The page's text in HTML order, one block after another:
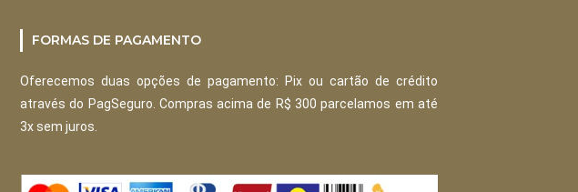
FORMAS DE PAGAMENTO
Oferecemos duas opções de pagamento: Pix ou cartão de crédito
através do PagSeguro. Compras acima de R$ 300 parcelamos em até
3x sem juros.